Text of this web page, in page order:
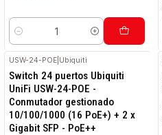
Cantidad
USW-24-POE Ubiquiti
Switch 24 puertos Ubiquiti
UniFi USW-24-POE -
Conmutador gestionado
10/100/1000 (16 PoE+) + 2 x
Gigabit SFP - PoE++